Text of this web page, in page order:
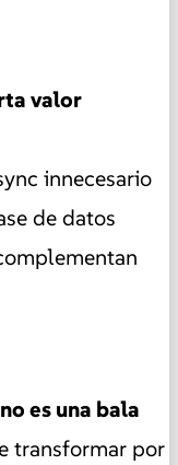
valor
innecesario
de datos
no es una bala
transformar por